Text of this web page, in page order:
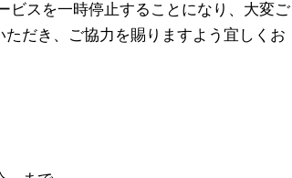
ビスを一時停止することになり、大変ご
だき、ご協力を賜りますよう宜しくお